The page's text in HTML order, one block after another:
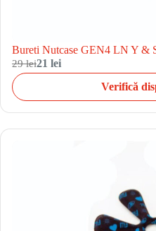
Bureti Nutcase GEN4 LN Y &
29 lei21 lei
Verifică